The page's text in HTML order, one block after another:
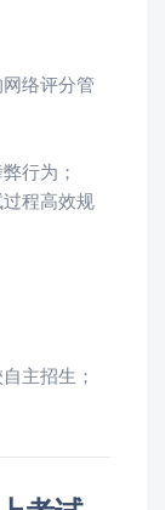
络评分管
行为；
程高效规
主招生；